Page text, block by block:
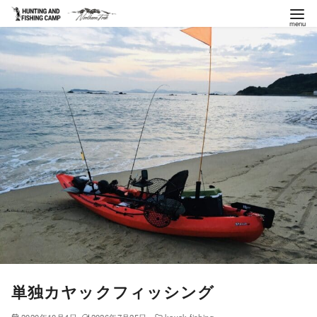
コ
ン
テ
ン
ツ
へ
移
動
単独カヤックフィッシング